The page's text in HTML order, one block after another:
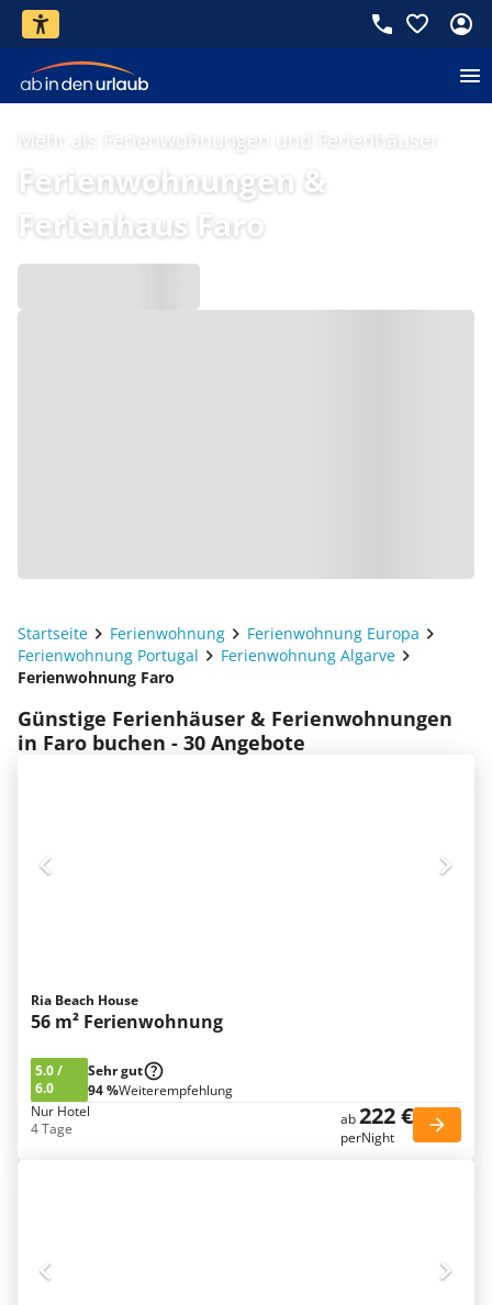
Mehr als Ferienwohnungen und Ferienhäuser
Ferienwohnungen &
Ferienhaus Faro
Startseite Ferienwohnung
Ferienwohnung Europa
Ferienwohnung Portugal
Ferienwohnung Algarve
Ferienwohnung Faro
Günstige Ferienhäuser & Ferienwohnungen
in Faro buchen - 30 Angebote
Ria Beach House
56 m² Ferienwohnung
5.0/
6.0
Sehr gut
94 %Weiterempfehlung
Nur Hotel
4 Tage
ab222 €
perNight